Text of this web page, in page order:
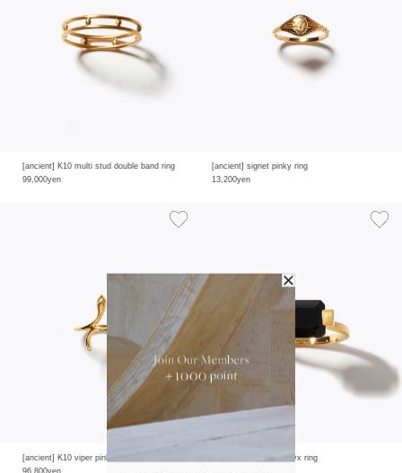
[ancient] K10 multi stud double band ring
99,000yen
[ancient] signet pinky ring
13,200yen
[ancient] K10 viper pinky ring
96,800yen
[ancient] rectangle onyx ring